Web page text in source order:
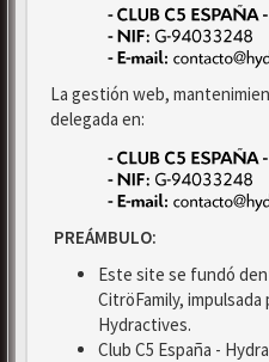
La gestión web,
delegada en:
PREÁMBULO:
Este site se fundó
CitröFamily, impulsada
Hydractives.
Club C5 España -